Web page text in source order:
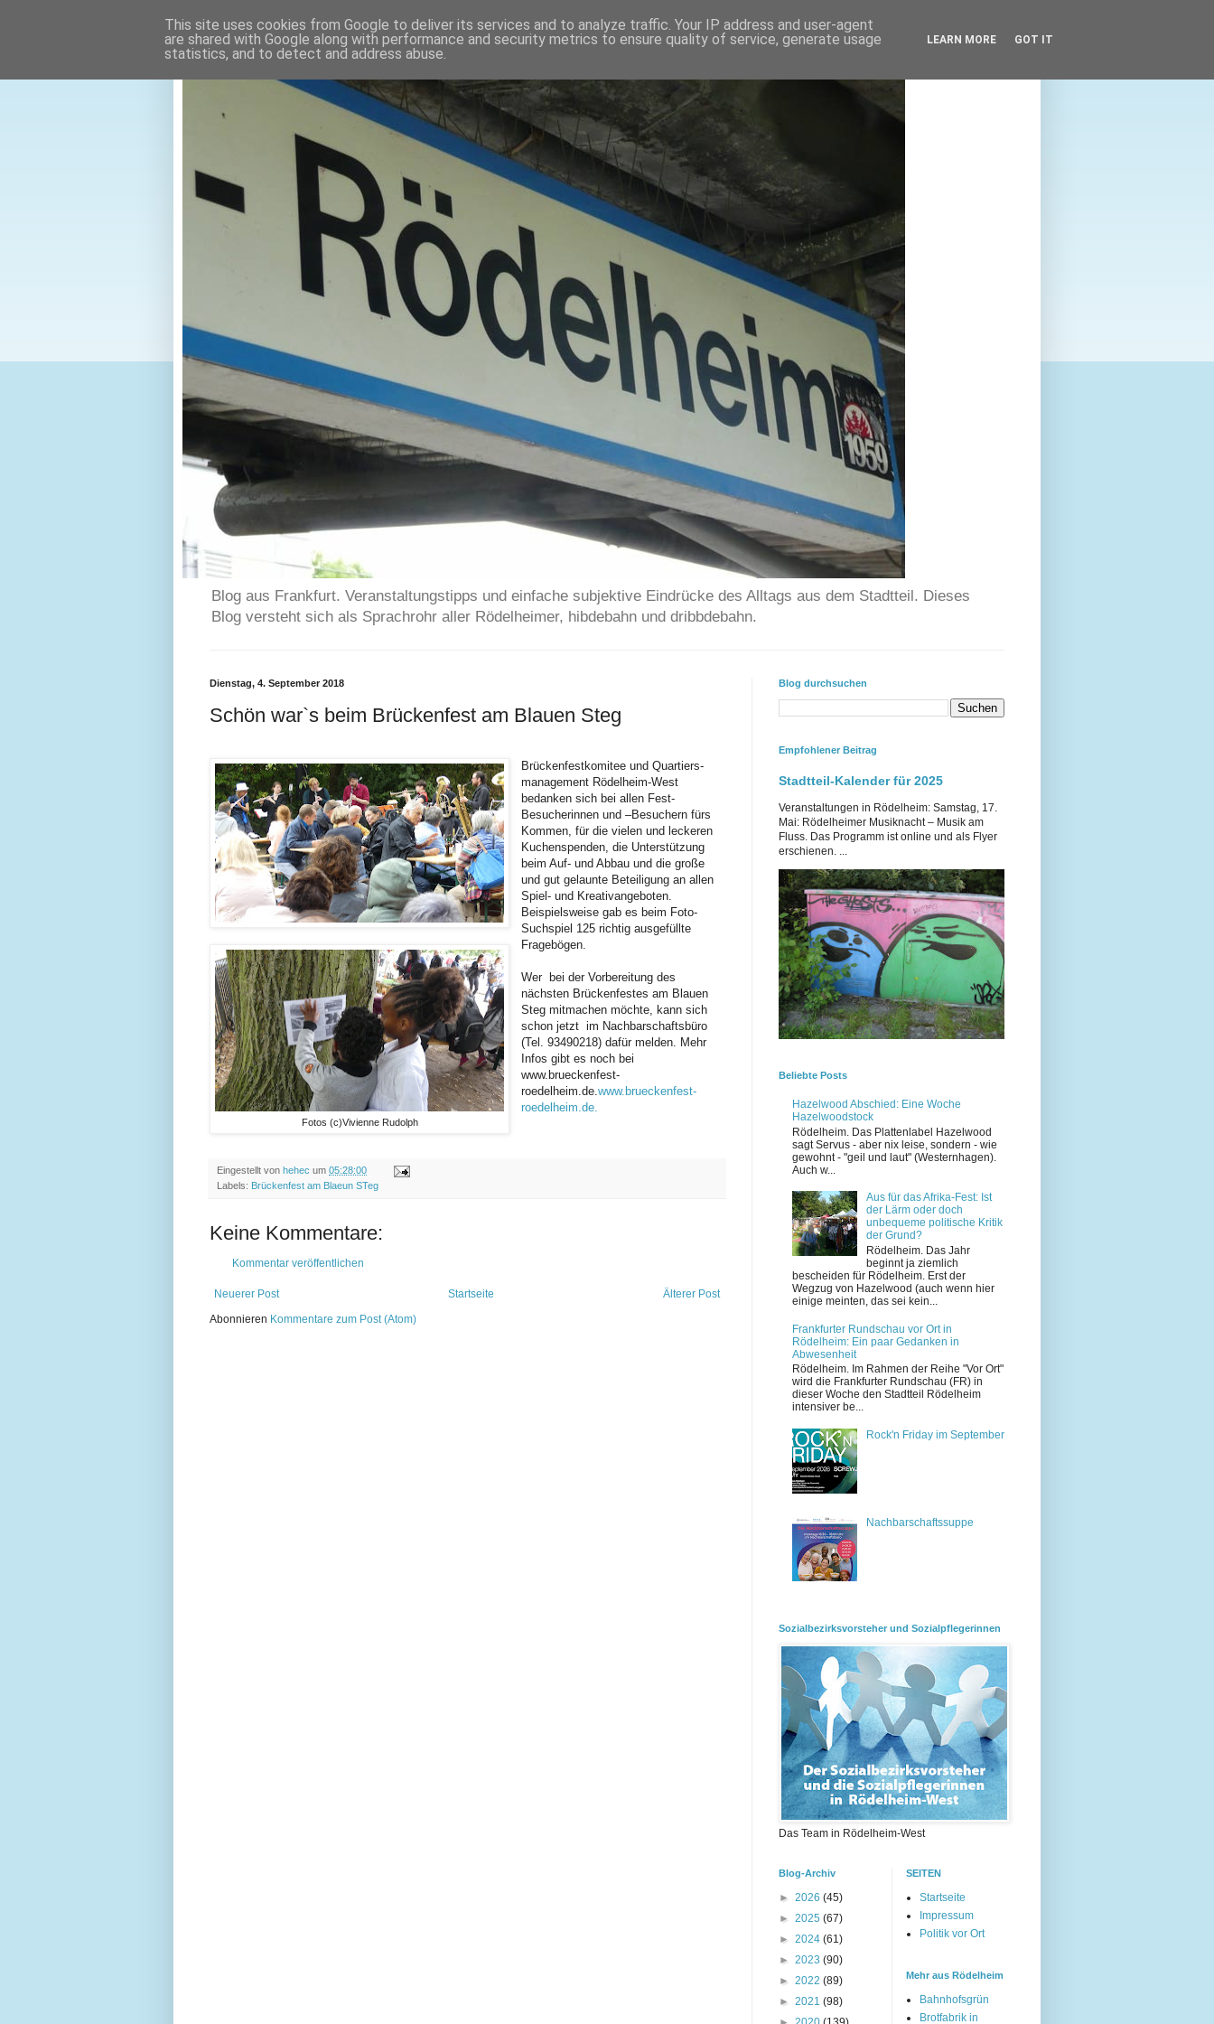
Blog aus Frankfurt. Veranstaltungstipps und einfache subjektive Eindrücke des Alltags aus dem Stadtteil. Dieses
Blog versteht sich als Sprachrohr aller Rödelheimer, hibdebahn und dribbdebahn.
Dienstag, 4. September 2018
Schön war`s beim Brückenfest am Blauen Steg
Fotos (c)Vivienne Rudolph
Brückenfestkomitee und Quartiers-
management Rödelheim-West
bedanken sich bei allen Fest-
Besucherinnen und –Besuchern fürs
Kommen, für die vielen und leckeren
Kuchenspenden, die Unterstützung
beim Auf- und Abbau und die große
und gut gelaunte Beteiligung an allen
Spiel- und Kreativangeboten.
Beispielsweise gab es beim Foto-
Suchspiel 125 richtig ausgefüllte
Fragebögen.
Wer bei der Vorbereitung des
nächsten Brückenfestes am Blauen
Steg mitmachen möchte, kann sich
schon jetzt im Nachbarschaftsbüro
(Tel. 93490218) dafür melden. Mehr
Infos gibt es noch bei
www.brueckenfest-
roedelheim.de.www.brueckenfest-
roedelheim.de.
Eingestellt von hehec um 05:28:00
Labels: Brückenfest am Blaeun STeg
Keine Kommentare:
Kommentar veröffentlichen
Neuerer Post Älterer Post
Startseite
Abonnieren Kommentare zum Post (Atom)
Blog durchsuchen
Empfohlener Beitrag
Stadtteil-Kalender für 2025
Veranstaltungen in Rödelheim: Samstag, 17.
Mai: Rödelheimer Musiknacht – Musik am
Fluss. Das Programm ist online und als Flyer
erschienen. ...
Beliebte Posts
Hazelwood Abschied: Eine Woche
Hazelwoodstock
Rödelheim. Das Plattenlabel Hazelwood
sagt Servus - aber nix leise, sondern - wie
gewohnt - "geil und laut" (Westernhagen).
Auch w...
Aus für das Afrika-Fest: Ist
der Lärm oder doch
unbequeme politische Kritik
der Grund?
Rödelheim. Das Jahr
beginnt ja ziemlich
bescheiden für Rödelheim. Erst der
Wegzug von Hazelwood (auch wenn hier
einige meinten, das sei kein...
Frankfurter Rundschau vor Ort in
Rödelheim: Ein paar Gedanken in
Abwesenheit
Rödelheim. Im Rahmen der Reihe "Vor Ort"
wird die Frankfurter Rundschau (FR) in
dieser Woche den Stadtteil Rödelheim
intensiver be...
Rock'n Friday im September
Nachbarschaftssuppe
Sozialbezirksvorsteher und Sozialpflegerinnen
Das Team in Rödelheim-West
Blog-Archiv
► 2026 (45)
► 2025 (67)
► 2024 (61)
► 2023 (90)
► 2022 (89)
► 2021 (98)
SEITEN
Startseite
Impressum
Politik vor Ort
Mehr aus Rödelheim
Bahnhofsgrün
Brotfabrik in
This site uses cookies from Google to deliver its services and to analyze traffic. Your IP address and user-agent
are shared with Google along with performance and security metrics to ensure quality of service, generate usage
statistics, and to detect and address abuse.
LEARN MORE GOT IT